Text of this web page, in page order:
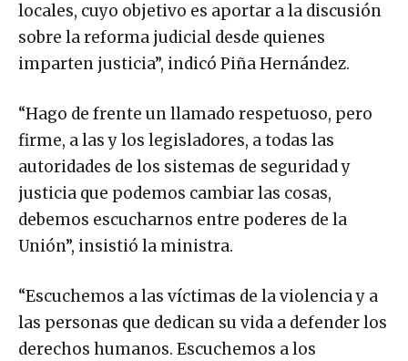
locales, cuyo objetivo es aportar a la discusión
sobre la reforma judicial desde quienes
imparten justicia”, indicó Piña Hernández.
“Hago de frente un llamado respetuoso, pero
firme, a las y los legisladores, a todas las
autoridades de los sistemas de seguridad y
justicia que podemos cambiar las cosas,
debemos escucharnos entre poderes de la
Unión”, insistió la ministra.
“Escuchemos a las víctimas de la violencia y a
las personas que dedican su vida a defender los
derechos humanos. Escuchemos a los